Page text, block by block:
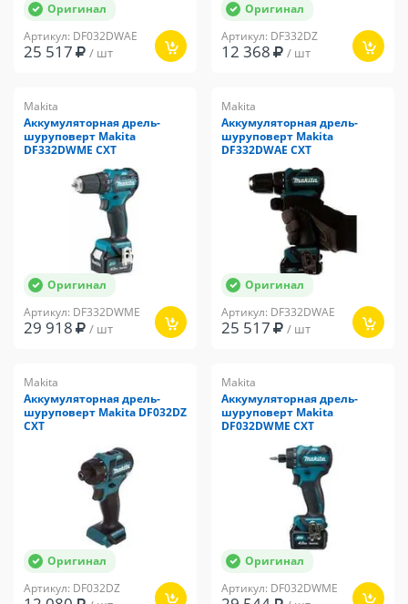
Оригинал
Артикул: DF032DWAE
25 517 / шт
Оригинал
Артикул: DF332DZ
12 368 / шт
Makita
Аккумуляторная дрель-
шуруповерт Makita
DF332DWME CXT
Оригинал
Артикул: DF332DWME
29 918 / шт
Makita
Аккумуляторная дрель-
шуруповерт Makita
DF332DWAE CXT
Оригинал
Артикул: DF332DWAE
25 517 / шт
Makita
Аккумуляторная дрель-
шуруповерт Makita DF032DZ
CXT
Оригинал
Артикул: DF032DZ
Makita
Аккумуляторная дрель-
шуруповерт Makita
DF032DWME CXT
Оригинал
Артикул: DF032DWME